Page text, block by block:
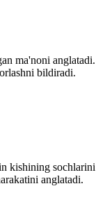
ma'noni anglatadi.
bildiradi.
kishining sochlarini
anglatadi.